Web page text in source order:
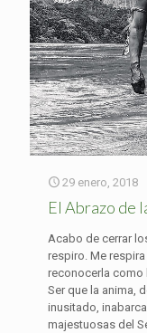
29 enero, 2018
El Abrazo de
Acabo de cerrar
respiro. Me respira
reconocerla como
Ser que la anima,
inusitado,
majestuosas del